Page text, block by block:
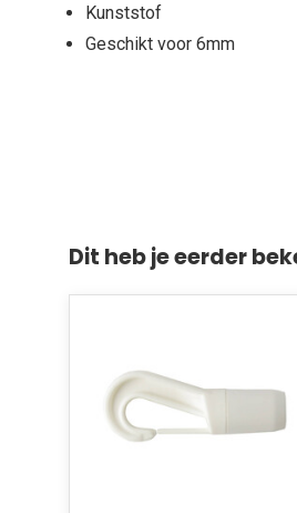
Kunststof
Geschikt voor 6mm
Dit heb je eerder